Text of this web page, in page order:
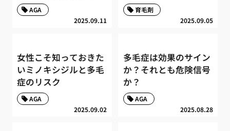
2025.09.11
AGA
2025.09.05
育毛剤
女性こそ知っておきた
いミノキシジルと多毛
症のリスク
2025.09.02
AGA
多毛症は効果のサイン
か？それとも危険信号
か？
2025.08.28
AGA